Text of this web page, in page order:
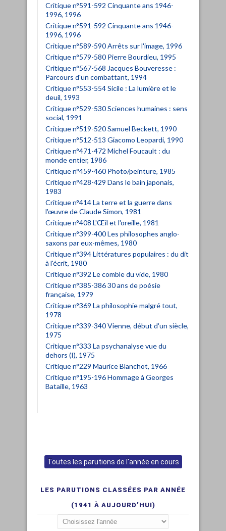
Critique n°591-592 Cinquante ans 1946-
1996, 1996
Critique n°591-592 Cinquante ans 1946-
1996, 1996
Critique n°589-590 Arrêts sur l'image, 1996
Critique n°579-580 Pierre Bourdieu, 1995
Critique n°567-568 Jacques Bouveresse :
Parcours d'un combattant, 1994
Critique n°553-554 Sicile : La lumière et le
deuil, 1993
Critique n°529-530 Sciences humaines : sens
social, 1991
Critique n°519-520 Samuel Beckett, 1990
Critique n°512-513 Giacomo Leopardi, 1990
Critique n°471-472 Michel Foucault : du
monde entier, 1986
Critique n°459-460 Photo/peinture, 1985
Critique n°428-429 Dans le bain japonais,
1983
Critique n°414 La terre et la guerre dans
l'œuvre de Claude Simon, 1981
Critique n°408 L'Œil et l'oreille, 1981
Critique n°399-400 Les philosophes anglo-
saxons par eux-mêmes, 1980
Critique n°394 Littératures populaires : du dit
à l'écrit, 1980
Critique n°392 Le comble du vide, 1980
Critique n°385-386 30 ans de poésie
française, 1979
Critique n°369 La philosophie malgré tout,
1978
Critique n°339-340 Vienne, début d'un siècle,
1975
Critique n°333 La psychanalyse vue du
dehors (I), 1975
Critique n°229 Maurice Blanchot, 1966
Critique n°195-196 Hommage à Georges
Bataille, 1963
Toutes les parutions de l'année en cours
LES PARUTIONS CLASSÉES PAR ANNÉE
(1941 À AUJOURD’HUI)